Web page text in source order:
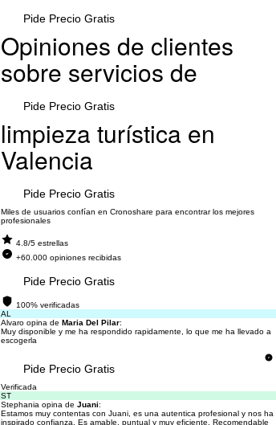
Pide Precio Gratis
Pide Precio Gratis
Pide Precio Gratis
Pide Precio Gratis
Pide Precio Gratis
Opiniones de clientes
sobre servicios de
limpieza turística en
Valencia
Miles de usuarios confían en Cronoshare para encontrar los mejores
profesionales
4.8/5 estrellas
+60.000 opiniones recibidas
100% verificadas
AL
Alvaro opina de Maria Del Pilar:
Muy disponible y me ha respondido rapidamente, lo que me ha llevado a
escogerla
Verificada
ST
Stephania opina de Juani:
Estamos muy contentas con Juani, es una autentica profesional y nos ha
inspirado confianza. Es amable, puntual y muy eficiente. Recomendable